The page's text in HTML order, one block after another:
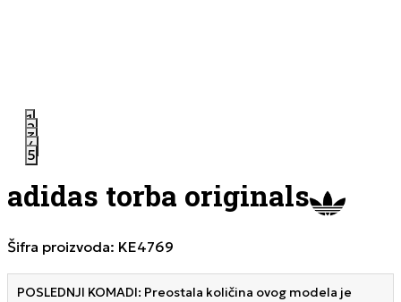
1
2
3
4
5
adidas torba originals
Šifra proizvoda: KE4769
POSLEDNJI KOMADI: Preostala količina ovog modela je